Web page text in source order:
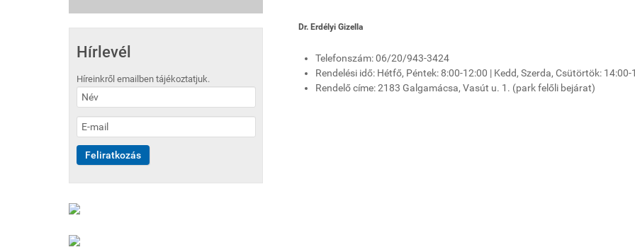
Hírlevél
Híreinkről emailben tájékoztatjuk.
Dr. Erdélyi Gizella
Telefonszám: 06/20/943-3424
Rendelési idő: Hétfő, Péntek: 8:00-12:00 | Kedd, Szerda, Csütörtök: 14:00-
Rendelő címe: 2183 Galgamácsa, Vasút u. 1. (park felőli bejárat)